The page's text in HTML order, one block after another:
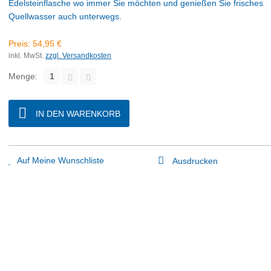
Edelsteinflasche wo immer Sie möchten und genießen Sie frisches
Quellwasser auch unterwegs.
Preis: 54,95 €
inkl. MwSt. zzgl. Versandkosten
Menge:
IN DEN WARENKORB
Auf Meine Wunschliste Ausdrucken